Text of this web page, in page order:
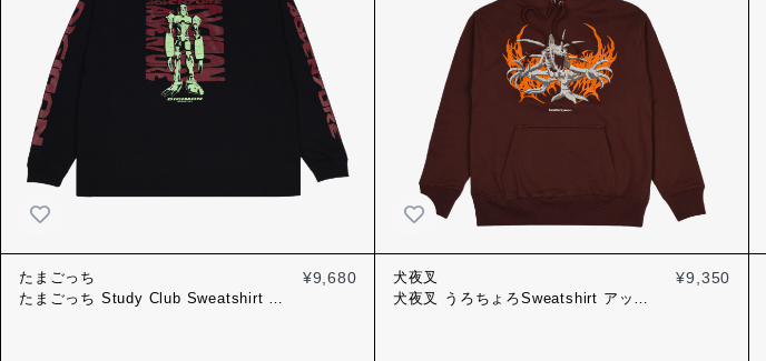
たまごっち
たまごっち Study Club Sweatshirt ブ
¥9,680
犬夜叉
犬夜叉 うろちょろSweatshirt アッシ
¥9,350